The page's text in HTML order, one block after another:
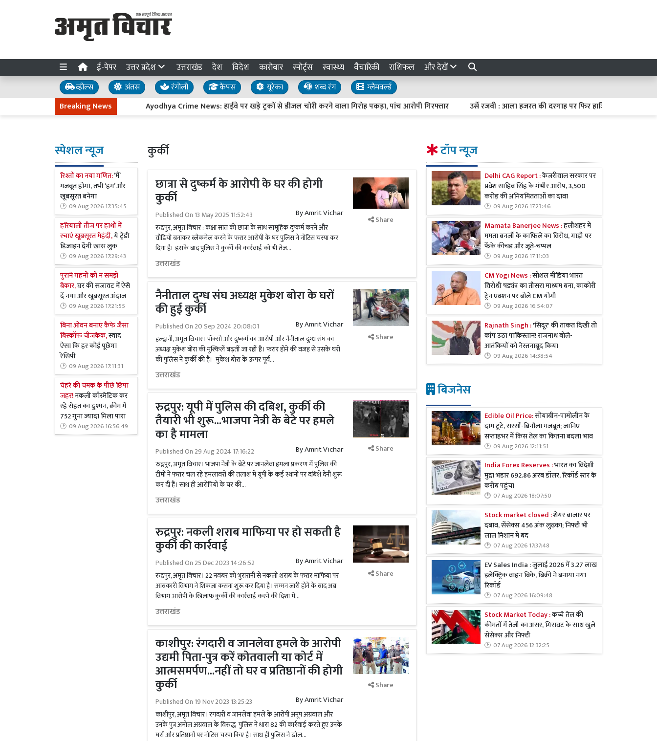
ई-पेपर उत्तर प्रदेश उत्तराखंड देश विदेश कारोबार स्पोर्ट्स स्वास्थ्य वैचारिकी राशिफल और देखें
व्हील्स अंतस रंगोली कैंपस यूरेका शब्द रंग
ग्लैमवर्ल्ड
Breaking News
Ayodhya Crime News: हाईवे पर खड़े ट्रकों से डीजल चोरी करने वाला गिरोह पकड़ा, पांच आरोपी गिरफ्तार उर्से रजवी : आला हजरत की दरगाह पर फिर हाजिरी का इरादा करके रुखस्त
स्पेशल न्यूज
रिश्तों का नया गणित:‘मैं’
मजबूत होगा, तभी ‘हम’ और
खूबसूरत बनेगा
09 Aug 2026 17:35:45
हरियाली तीज पर हाथों में
रचाएं खूबसूरत मेहंदी,ये ट्रेंडी
डिजाइन देंगी खास लुक
09 Aug 2026 17:29:43
पुराने गहनों को न समझें
बेकार,घर की सजावट में ऐसे
दें नया और खूबसूरत अंदाज
09 Aug 2026 17:21:55
बिना ओवन बनाएं कैफे जैसा
बिस्कॉफ चीजकेक,स्वाद
ऐसा कि हर कोई पूछेगा
रेसिपी
09 Aug 2026 17:11:31
चेहरे की चमक के पीछे छिपा
जहर!नकली कॉस्मेटिक कर
रहे सेहत का दुश्मन, क्रीम में
752 गुना ज्यादा मिला पारा
09 Aug 2026 16:56:49
कुर्की
छात्रा से दुष्कर्म के आरोपी के घर की होगी
कुर्की
Published On 13 May 2025 11:52:43 ByAmrit Vichar
रुद्रपुर, अमृत विचार : कक्षा सात की छात्रा के साथ सामूहिक दुष्कर्म करने और
वीडियो बनाकर ब्लैकमेल करने के फरार आरोपी के घर पुलिस ने नोटिस चस्पा कर
दिया है। इसके बाद पुलिस ने कुर्की की कार्रवाई को भी तेज...
उत्तराखंड
Share
नैनीताल दुग्ध संघ अध्यक्ष मुकेश बोरा के घरों
की हुई कुर्की
Published On 20 Sep 2024 20:08:01 ByAmrit Vichar
हल्द्वानी, अमृत विचार। पॉक्सो और दुष्कर्म का आरोपी और नैनीताल दुग्ध संघ का
अध्यक्ष मुकेश बोरा की मुश्किलें बढ़तीं जा रहीं हैं। फरार होने की वजह से उसके घरों
की पुलिस ने कुर्की की है। मुकेश बोरा के ऊपर पूर्व...
उत्तराखंड
Share
रुद्रपुर: यूपी में पुलिस की दबिश, कुर्की की
तैयारी भी शुरू...भाजपा नेत्री के बेटे पर हमले
का है मामला
Published On 29 Aug 2024 17:16:22 ByAmrit Vichar
रुद्रपुर, अमृत विचार। भाजपा नेत्री के बेटे पर जानलेवा हमला प्रकरण में पुलिस की
टीमों ने फरार चल रहे हमलावरों की तलाश में यूपी के कई स्थानों पर दबिशें देनी शुरू
कर दी हैं। साथ ही आरोपियों के घर की...
उत्तराखंड
Share
रुद्रपुर: नकली शराब माफिया पर हो सकती है
कुर्की की कार्रवाई
Published On 25 Dec 2023 14:26:52 ByAmrit Vichar
रुद्रपुर, अमृत विचार। 22 नवंबर को भुरारानी से नकली शराब के फरार माफिया पर
आबकारी विभाग ने शिकंजा कसना शुरू कर दिया है। सम्मन जारी होने के बाद अब
विभाग आरोपी के खिलाफ कुर्की की कार्रवाई करने की दिशा में...
उत्तराखंड
Share
काशीपुर: रंगदारी व जानलेवा हमले के आरोपी
उद्यमी पिता-पुत्र करें कोतवाली या कोर्ट में
आत्मसमर्पण...नहीं तो घर व प्रतिष्ठानों की होगी
कुर्की
Published On 19 Nov 2023 13:25:23 ByAmrit Vichar
काशीपुर, अमृत विचार। रंगदारी व जानलेवा हमले के आरोपी अनूप अग्रवाल और
उनके पुत्र अमोल अग्रवाल के विरुद्ध पुलिस ने धारा 82 की कार्रवाई करते हुए उनके
घरों और प्रतिष्ठानों पर नोटिस चस्पा किए हैं। साथ ही पुलिस ने ढोल...
Share
टॉप न्यूज
Delhi CAG Report :केजरीवाल सरकार पर
प्रवेश साहिब सिंह के गंभीर आरोप, 3,500
करोड़ की अनियमितताओं का दावा
09 Aug 2026 17:23:46
Mamata Banerjee News :हलीशहर में
ममता बनर्जी के काफिले का विरोध, गाड़ी पर
फेंके कीचड़ और जूते-चप्पल
09 Aug 2026 17:11:03
CM Yogi News :सोशल मीडिया भारत
विरोधी षड्यंत्र का तीसरा माध्यम बना, काकोरी
ट्रेन एक्शन पर बोले CM योगी
09 Aug 2026 16:54:07
Rajnath Singh :'सिंदूर' की ताकत दिखी तो
कांप उठा पाकिस्तान! राजनाथ बोले-
आतंकियों को नेस्तनाबूद किया
09 Aug 2026 14:38:54
बिजनेस
Edible Oil Price:सोयाबीन-पामोलीन के
दाम टूटे, सरसों-बिनौला मजबूत; जानिए
सप्ताहभर में किस तेल का कितना बदला भाव
09 Aug 2026 12:11:51
India Forex Reserves :भारत का विदेशी
मुद्रा भंडार 692.86 अरब डॉलर, रिकॉर्ड स्तर के
करीब पहुंचा
07 Aug 2026 18:07:50
Stock market closed :शेयर बाजार पर
दबाव, सेंसेक्स 456 अंक लुढ़का; निफ्टी भी
लाल निशान में बंद
07 Aug 2026 17:37:48
EV Sales India : जुलाई 2026 में 3.27 लाख
इलेक्ट्रिक वाहन बिके, बिक्री ने बनाया नया
रिकॉर्ड
07 Aug 2026 16:09:48
Stock Market Today :कच्चे तेल की
कीमतों में तेजी का असर, गिरावट के साथ खुले
सेंसेक्स और निफ्टी
07 Aug 2026 12:32:25